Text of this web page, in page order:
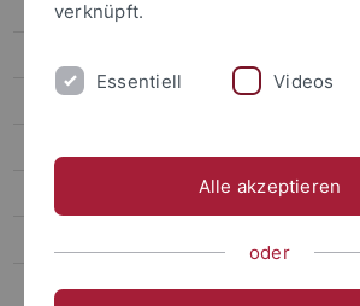
About the Symposium
Program
Abstracts
verknüpft.
Essentiell Videos
Alle akzeptieren
oder